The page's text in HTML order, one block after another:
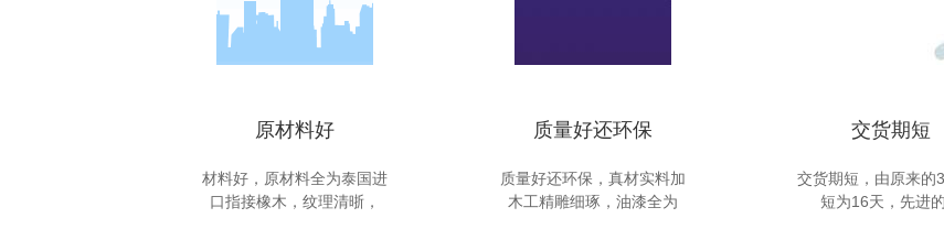
原材料好
材料好，原材料全为泰国进
口指接橡木，纹理清晣，
质量好还环保
质量好还环保，真材实料加
木工精雕细琢，油漆全为
交货期短
交货期短，由原来的
短为16天，先进